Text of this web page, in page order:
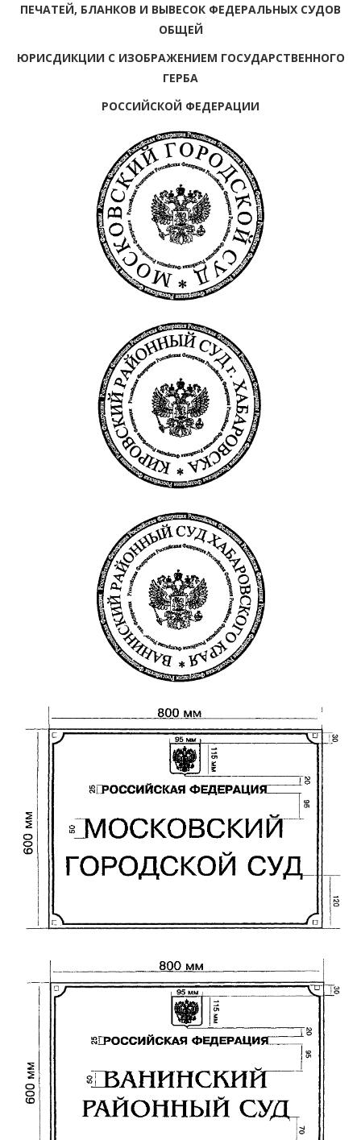
ПЕЧАТЕЙ, БЛАНКОВ И ВЫВЕСОК ФЕДЕРАЛЬНЫХ СУДОВ
ОБЩЕЙ
ЮРИСДИКЦИИ С ИЗОБРАЖЕНИЕМ ГОСУДАРСТВЕННОГО
ГЕРБА
РОССИЙСКОЙ ФЕДЕРАЦИИ